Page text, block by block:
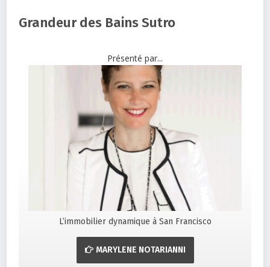
Grandeur des Bains Sutro
Présenté par...
L’immobilier dynamique à San Francisco
MARYLENE NOTARIANNI